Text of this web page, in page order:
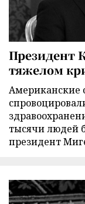
Президент
тяжелом
Американские
тысячи людей
президент